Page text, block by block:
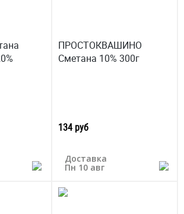
ПРОСТОКВАШИНО
Сметана 10% 300г
134 руб
Доставка
Пн 10 авг